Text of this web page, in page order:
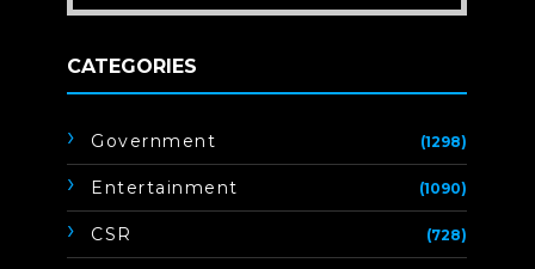
CATEGORIES
Government (1298)
Entertainment (1090)
CSR (728)